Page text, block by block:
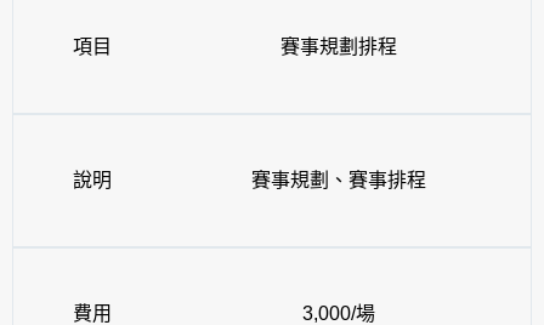
項目 賽事規劃排程
說明 賽事規劃、賽事排程
費用 3,000/場